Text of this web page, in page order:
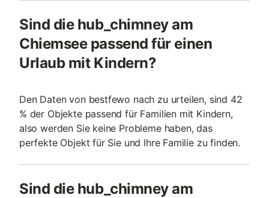
Sind die hub_chimney am
Chiemsee passend für einen
Urlaub mit Kindern?
Den Daten von bestfewo nach zu urteilen, sind 42
% der Objekte passend für Familien mit Kindern,
also werden Sie keine Probleme haben, das
perfekte Objekt für Sie und Ihre Familie zu finden.
Sind die hub_chimney am